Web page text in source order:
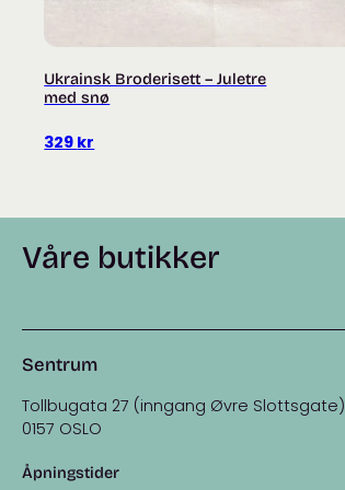
Ukrainsk Broderisett – Juletre
med snø
329 kr
Våre butikker
Sentrum
Tollbugata 27 (inngang Øvre Slottsgate)
0157 OSLO
Åpningstider